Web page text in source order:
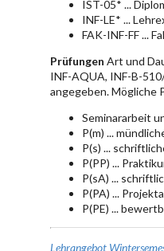
IST-05* ...
INF-LE* ...
FAK-INF-FF ...
Prüfungen Art und
INF-AQUA, INF-B-
angegeben. Mögliche
Seminararbeit
P(m) ...
P(s) ...
P(PP) ...
P(sA) ...
P(PA) ...
P(PE) ...
Lehrangebot